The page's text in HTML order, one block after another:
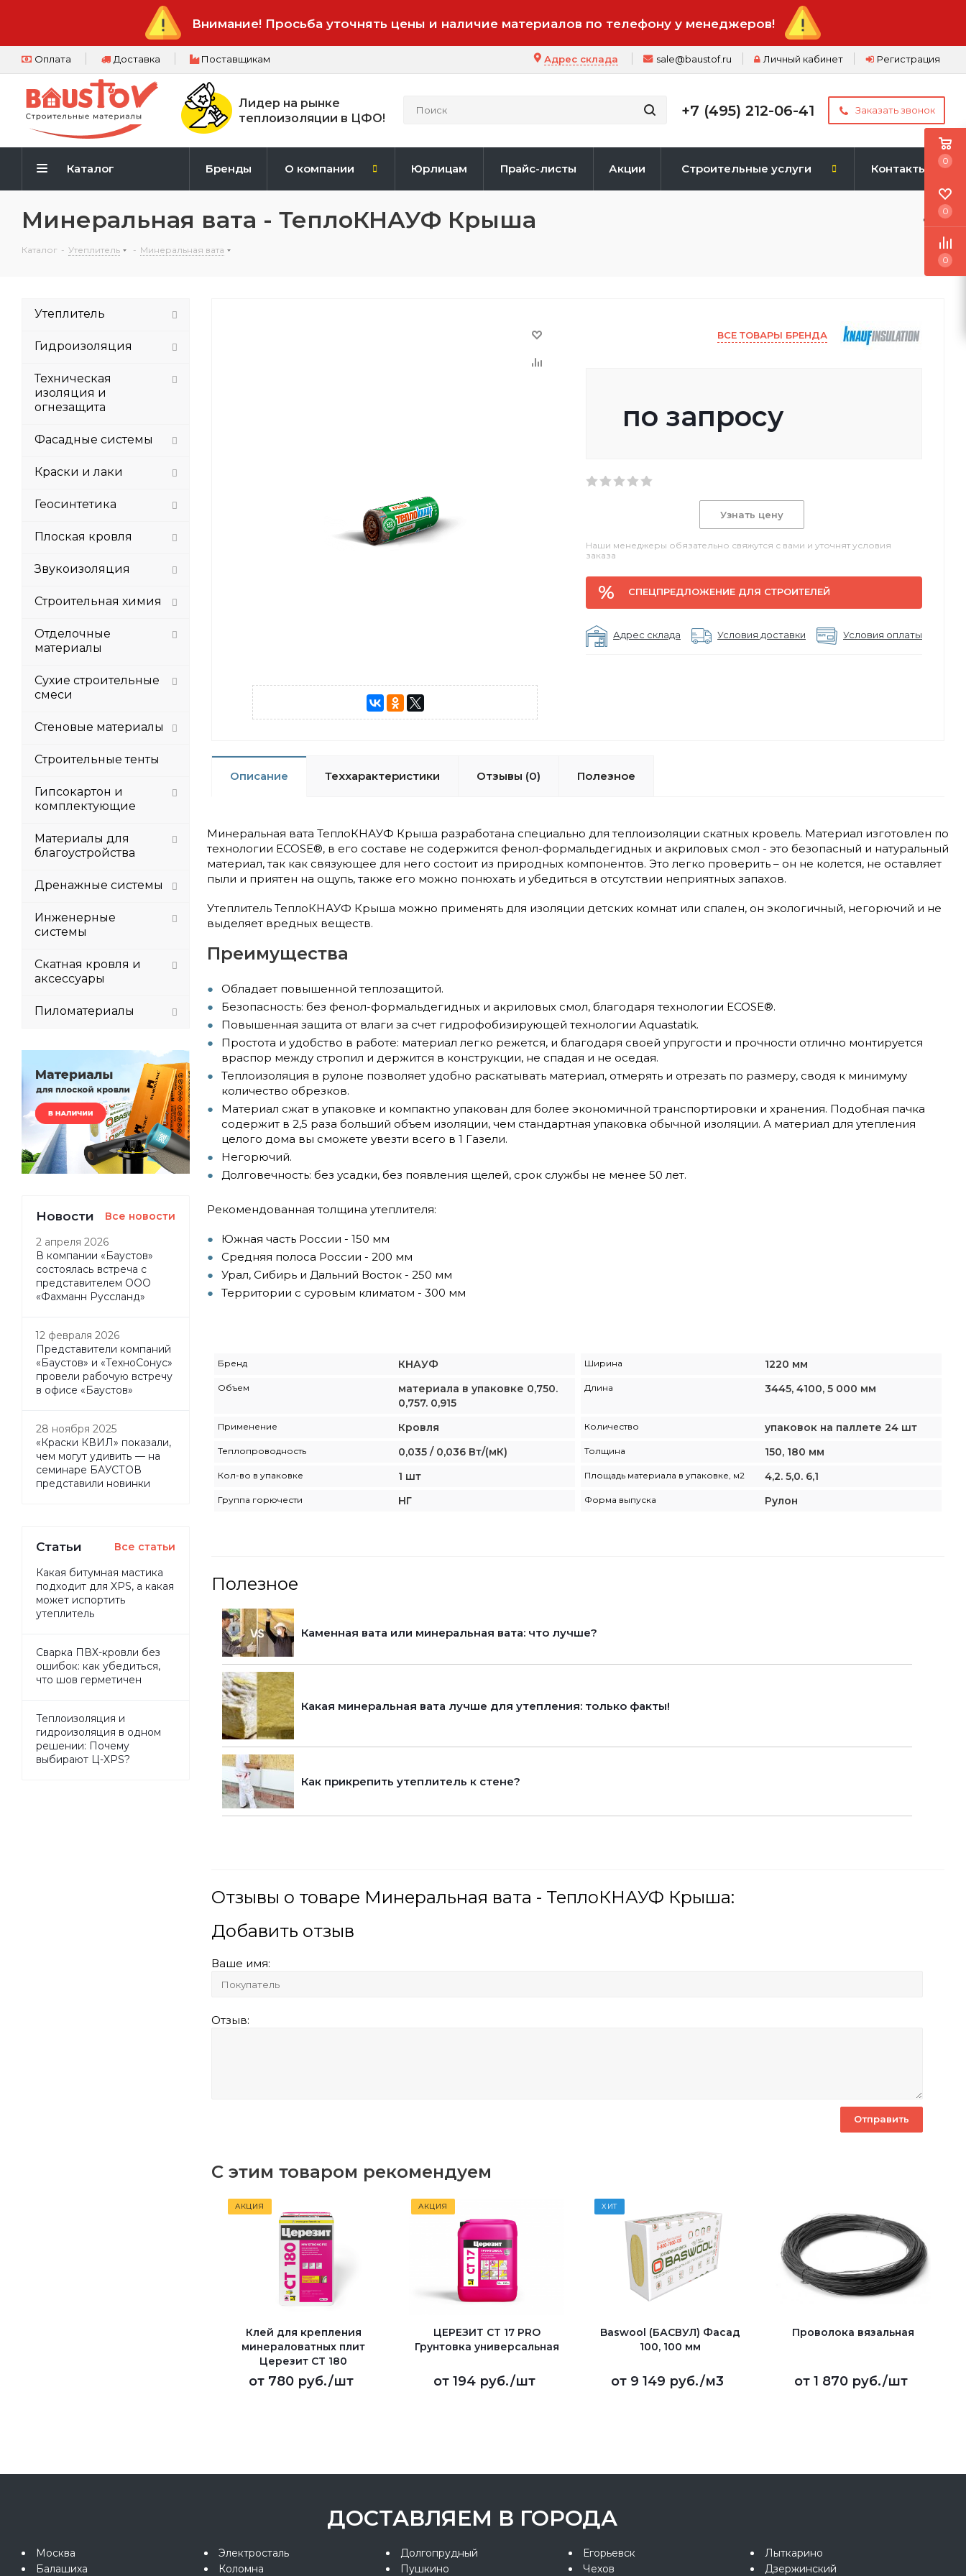
Внимание! Просьба уточнять цены и наличие материалов по телефону у менеджеров!
Оплата Доставка Поставщикам Регистрация
Личный кабинет
sale@baustof.ru
Адрес склада
Лидер на рынке
теплоизоляции в ЦФО!
+7 (495) 212-06-41 Заказать звонок
Каталог Бренды О компании Юрлицам Прайс-листы Акции Строительные услуги Контакты
Минеральная вата - ТеплоКНАУФ Крыша
Каталог - Утеплитель - Минеральная вата
ВСЕ ТОВАРЫ БРЕНДА
по запросу
Узнать цену
Наши менеджеры обязательно свяжутся с вами и уточнят условия
заказа
СПЕЦПРЕДЛОЖЕНИЕ ДЛЯ СТРОИТЕЛЕЙ
Адрес склада Условия доставки Условия оплаты
Описание Теххарактеристики Отзывы (0) Полезное
Минеральная вата ТеплоКНАУФ Крыша разработана специально для теплоизоляции скатных кровель. Материал изготовлен по
технологии ECOSE®, в его составе не содержится фенол-формальдегидных и акриловых смол - это безопасный и натуральный
материал, так как связующее для него состоит из природных компонентов. Это легко проверить – он не колется, не оставляет
пыли и приятен на ощупь, также его можно понюхать и убедиться в отсутствии неприятных запахов.
Утеплитель ТеплоКНАУФ Крыша можно применять для изоляции детских комнат или спален, он экологичный, негорючий и не
выделяет вредных веществ.
Преимущества
Обладает повышенной теплозащитой.
Безопасность: без фенол-формальдегидных и акриловых смол, благодаря технологии ECOSE®.
Повышенная защита от влаги за счет гидрофобизирующей технологии Aquastatik.
Простота и удобство в работе: материал легко режется, и благодаря своей упругости и прочности отлично монтируется
враспор между стропил и держится в конструкции, не спадая и не оседая.
Теплоизоляция в рулоне позволяет удобно раскатывать материал, отмерять и отрезать по размеру, сводя к минимуму
количество обрезков.
Материал сжат в упаковке и компактно упакован для более экономичной транспортировки и хранения. Подобная пачка
содержит в 2,5 раза больший объем изоляции, чем стандартная упаковка обычной изоляции. А материал для утепления
целого дома вы сможете увезти всего в 1 Газели.
Негорючий.
Долговечность: без усадки, без появления щелей, срок службы не менее 50 лет.
Рекомендованная толщина утеплителя:
Южная часть России - 150 мм
Средняя полоса России - 200 мм
Урал, Сибирь и Дальний Восток - 250 мм
Территории с суровым климатом - 300 мм
Бренд КНАУФ Ширина 1220 мм
Объем
материала в упаковке 0,750.
0,757. 0,915
Длина 3445, 4100, 5 000 мм
Применение Кровля Количество упаковок на паллете 24 шт
Теплопроводность 0,035 / 0,036 Вт/(мК) Толщина 150, 180 мм
Кол-во в упаковке 1 шт Площадь материала в упаковке, м2 4,2. 5,0. 6,1
Группа горючести НГ Форма выпуска Рулон
Полезное
Каменная вата или минеральная вата: что лучше?
Какая минеральная вата лучше для утепления: только факты!
Как прикрепить утеплитель к стене?
Отзывы о товаре Минеральная вата - ТеплоКНАУФ Крыша:
Добавить отзыв
Ваше имя:
Отзыв:
С этим товаром рекомендуем
АКЦИЯ
Клей для крепления
минераловатных плит
Церезит CT 180
от 780 руб./шт
АКЦИЯ
ЦЕРЕЗИТ CT 17 PRO
Грунтовка универсальная
от 194 руб./шт
ХИТ
Baswool (БАСВУЛ) Фасад
100, 100 мм
от 9 149 руб./м3
Проволока вязальная
от 1 870 руб./шт
Утеплитель
Гидроизоляция
Техническая
изоляция и
огнезащита
Фасадные системы
Краски и лаки
Геосинтетика
Плоская кровля
Звукоизоляция
Строительная химия
Отделочные
материалы
Сухие строительные
смеси
Стеновые материалы
Строительные тенты
Гипсокартон и
комплектующие
Материалы для
благоустройства
Дренажные системы
Инженерные
системы
Скатная кровля и
аксессуары
Пиломатериалы
Новости Все новости
2 апреля 2026
В компании «Баустов»
состоялась встреча с
представителем ООО
«Фахманн Руссланд»
12 февраля 2026
Представители компаний
«Баустов» и «ТехноСонус»
провели рабочую встречу
в офисе «Баустов»
28 ноября 2025
«Краски КВИЛ» показали,
чем могут удивить — на
семинаре БАУСТОВ
представили новинки
Статьи Все статьи
Какая битумная мастика
подходит для XPS, а какая
может испортить
утеплитель
Сварка ПВХ-кровли без
ошибок: как убедиться,
что шов герметичен
Теплоизоляция и
гидроизоляция в одном
решении: Почему
выбирают Ц-XPS?
ДОСТАВЛЯЕМ В ГОРОДА
Москва
Балашиха
Электросталь
Коломна
Долгопрудный
Пушкино
Егорьевск
Чехов
Лыткарино
Дзержинский
0
0
0